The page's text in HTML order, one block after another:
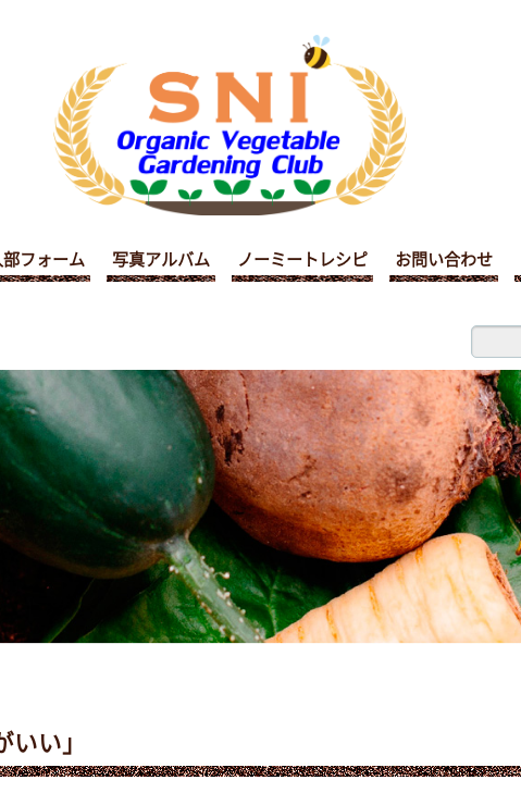
フォーム 写真アルバム ノーミートレシピ お問い合わせ
い」